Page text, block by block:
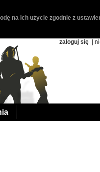
na ich użycie zgodnie z
zaloguj się |